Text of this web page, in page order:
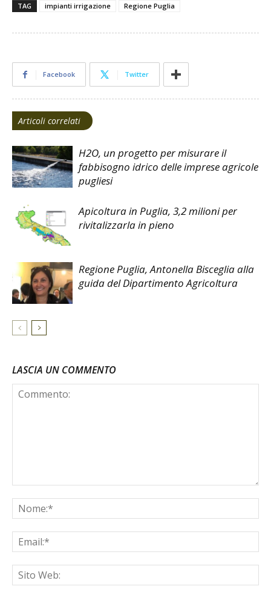
TAG impianti irrigazione Regione Puglia
Facebook Twitter
Articoli correlati
H2O, un progetto per misurare il
fabbisogno idrico delle imprese agricole
pugliesi
Apicoltura in Puglia, 3,2 milioni per
rivitalizzarla in pieno
Regione Puglia, Antonella Bisceglia alla
guida del Dipartimento Agricoltura
LASCIA UN COMMENTO